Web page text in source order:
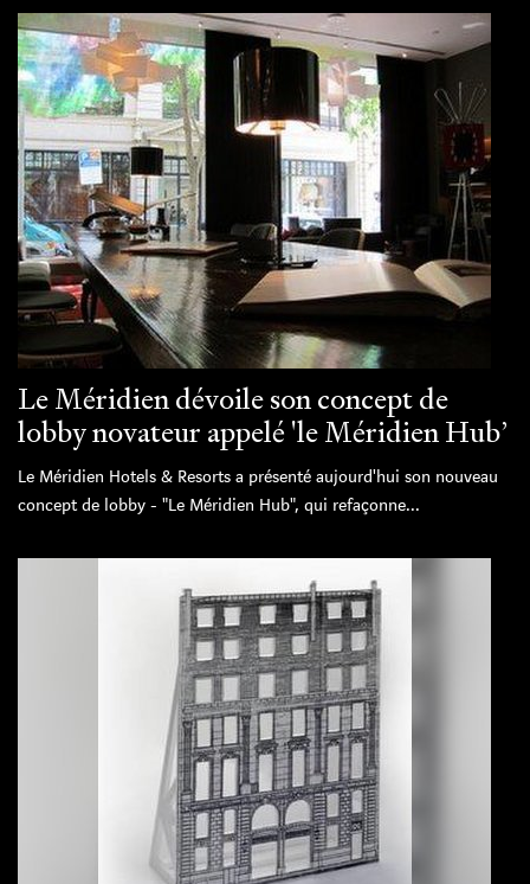
Le Méridien dévoile son concept de
lobby novateur appelé 'le Méridien Hub’
Le Méridien Hotels & Resorts a présenté aujourd'hui son nouveau
concept de lobby - "Le Méridien Hub", qui refaçonne...